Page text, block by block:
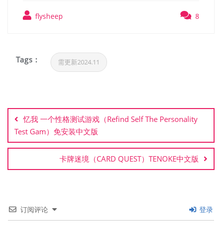
flysheep 8
Tags : 需更新2024.11
章
导
航
忆我 一个性格测试游戏（Refind Self The Personality
Test Gam）免安装中文版
卡牌迷境（CARD QUEST）TENOKE中文版
订阅评论 登录